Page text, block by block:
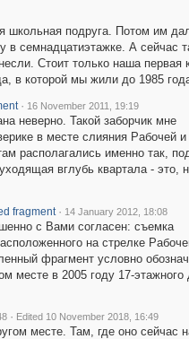
школьная подруга. Потом им
в семнадцатиэтажке. А сейчас
Стоит только наша первая
в которой мы жили до 1985
· 16 November 2011, 19:19
неверно. Такой заборчик мне
в месте слияния Рабочей и
располагались именно так,
вглубь квартала - это,
fragment · 14 January 2012, 18:08
с Вами согласен: съемка
на стрелке
фрагмент условно
месте в 2005 году 17-
· Edited 10 November 2018, 16:49
месте. Там, где оно сейчас